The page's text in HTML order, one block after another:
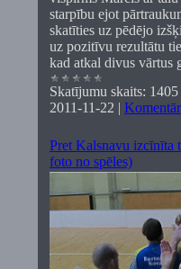
starpību ejot
skatīties uz pēdējo
uz pozitīvu rezultātu
kad atkal divus vārtus
Skatījumu skaits: 1405
2011-11-22 |
Pret Kalsnavu izcīnīta
foto no spēles)